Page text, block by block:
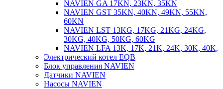
NAVIEN GA 17KN, 23KN, 35KN
NAVIEN GST 35KN, 40KN, 49KN, 55KN,
60KN
NAVIEN LST 13KG, 17KG, 21KG, 24KG,
30KG, 40KG, 50KG, 60KG
NAVIEN LFA 13K, 17K, 21K, 24K, 30K, 40K,
Электрический котел EQB
Блок управления NAVIEN
Датчики NAVIEN
Насосы NAVIEN